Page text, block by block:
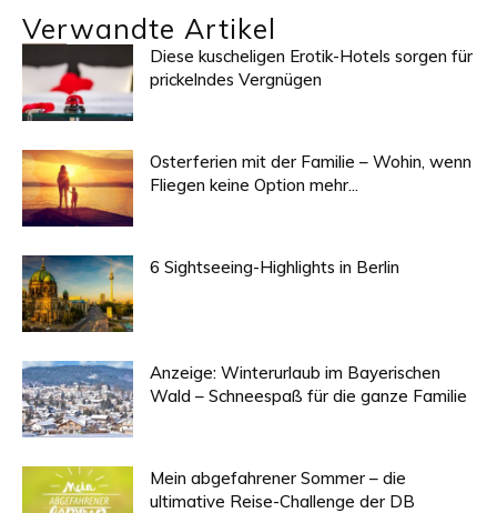
Verwandte Artikel
Diese kuscheligen Erotik-Hotels sorgen für
prickelndes Vergnügen
Osterferien mit der Familie – Wohin, wenn
Fliegen keine Option mehr...
6 Sightseeing-Highlights in Berlin
Anzeige: Winterurlaub im Bayerischen
Wald – Schneespaß für die ganze Familie
Mein abgefahrener Sommer – die
ultimative Reise­-Challenge der DB